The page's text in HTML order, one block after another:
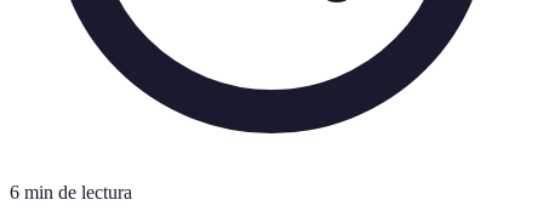
6 min de lectura